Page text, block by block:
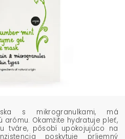
s mikrogranulkami, má
arómu. Okamžite hydratuje pleť,
tváre, pôsobí upokojujúco na
poskytuje príjemný